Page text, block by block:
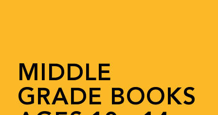
MIDDLE
GRADE BOOKS